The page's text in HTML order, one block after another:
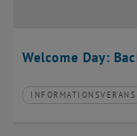
Welcome Day:
Veranstaltungstyp:
Veranstaltungsort: